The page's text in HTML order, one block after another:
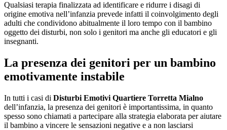
Qualsiasi terapia finalizzata ad identificare e ridurre i disagi di
origine emotiva nell’infanzia prevede infatti il coinvolgimento degli
adulti che condividono abitualmente il loro tempo con il bambino
oggetto dei disturbi, non solo i genitori ma anche gli educatori e gli
insegnanti.
La presenza dei genitori per un bambino
emotivamente instabile
In tutti i casi di Disturbi Emotivi Quartiere Torretta Mialno
dell’infanzia, la presenza dei genitori è importantissima, in quanto
spesso sono chiamati a partecipare alla strategia elaborata per aiutare
il bambino a vincere le sensazioni negative e a non lasciarsi